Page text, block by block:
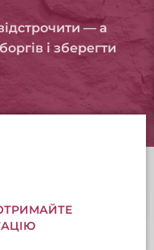
— а
і зберегти